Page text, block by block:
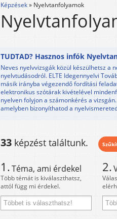
Képzések» Nyelvtanfolyamok
TUDTAD? Hasznos infók
Neves nyelvvizsgák közül készülhetsz a
nyelvtudásodról. ELTE Idegennyelvi
másik irányba végezendő fordítási
elektronikus szótárak kivételével
nyelven folyjon a számonkérés a
amelyben bizonyíthatod a
33 képzést találtunk.
1.Téma, ami érdekel
Több témát is kiválaszthatsz,
attól függ mi érdekel.
2.